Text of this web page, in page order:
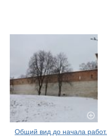
Общий вид до начала работ.